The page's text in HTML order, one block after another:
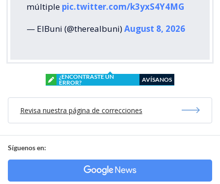
múltiple pic.twitter.com/k3yxS4Y4MG
— ElBuni (@therealbuni)August 8, 2026
¿ENCONTRASTE UN
ERROR?
AVÍSANOS
Revisa nuestra página de correcciones
Síguenos en: